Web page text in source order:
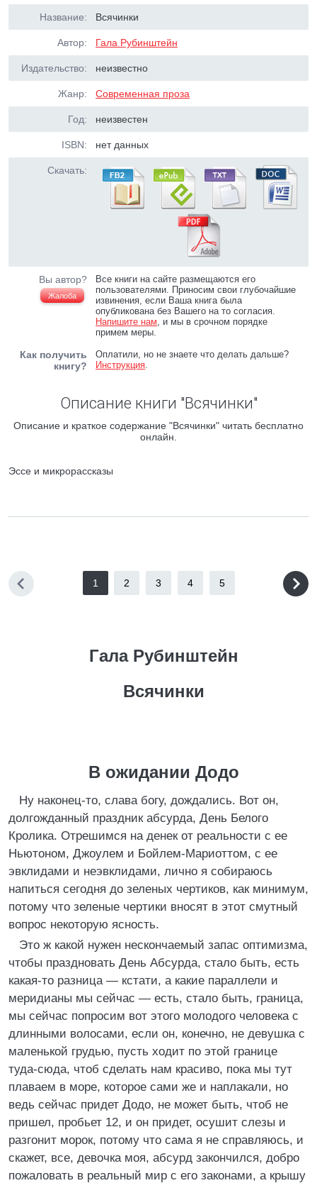
Название: Всячинки
Автор: Гала Рубинштейн
Издательство: неизвестно
Жанр: Современная проза
Год: неизвестен
ISBN: нет данных
Скачать:
Вы автор?
Жалоба
Все книги на сайте размещаются его
пользователями. Приносим свои глубочайшие
извинения, если Ваша книга была
опубликована без Вашего на то согласия.
Напишите нам, и мы в срочном порядке
примем меры.
Как получить
книгу?
Оплатили, но не знаете что делать дальше?
Инструкция.
Описание книги "Всячинки"
Описание и краткое содержание "Всячинки" читать бесплатно
онлайн.
Эссе и микрорассказы
1 2 3 4 5
Гала Рубинштейн
Всячинки
В ожидании Додо
Ну наконец-то, слава богу, дождались. Вот он,
долгожданный праздник абсурда, День Белого
Кролика. Отрешимся на денек от реальности с ее
Ньютоном, Джоулем и Бойлем-Мариоттом, с ее
эвклидами и неэвклидами, лично я собираюсь
напиться сегодня до зеленых чертиков, как минимум,
потому что зеленые чертики вносят в этот смутный
вопрос некоторую ясность.
Это ж какой нужен нескончаемый запас оптимизма,
чтобы праздновать День Абсурда, стало быть, есть
какая-то разница — кстати, а какие параллели и
меридианы мы сейчас — есть, стало быть, граница,
мы сейчас попросим вот этого молодого человека с
длинными волосами, если он, конечно, не девушка с
маленькой грудью, пусть ходит по этой границе
туда-сюда, чтоб сделать нам красиво, пока мы тут
плаваем в море, которое сами же и наплакали, но
ведь сейчас придет Додо, не может быть, чтоб не
пришел, пробьет 12, и он придет, осушит слезы и
разгонит морок, потому что сама я не справляюсь, и
скажет, все, девочка моя, абсурд закончился, добро
пожаловать в реальный мир с его законами, а крышу